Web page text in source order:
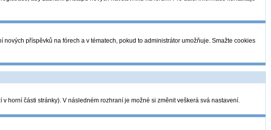
příspěvků na fórech a v tématech, pokud to administrátor umožňuje. Smažte cookies
v horní části stránky). V následném rozhraní je možné si změnit veškerá svá nastavení.